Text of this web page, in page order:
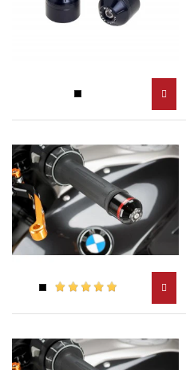
Czarny (N)
Czarny (N)